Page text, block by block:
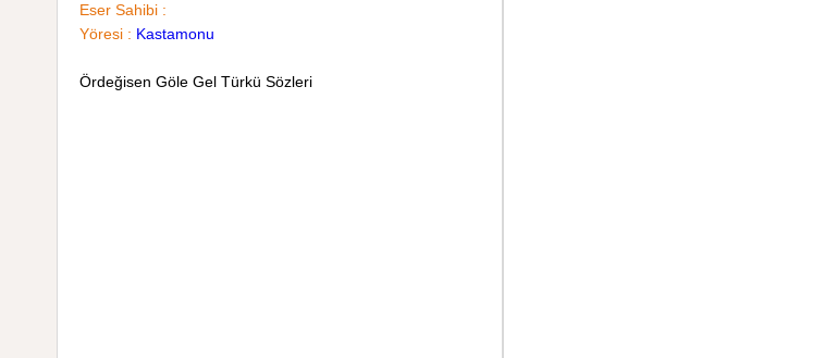
Eser Sahibi :
Yöresi : Kastamonu
Ördeğisen Göle Gel Türkü Sözleri